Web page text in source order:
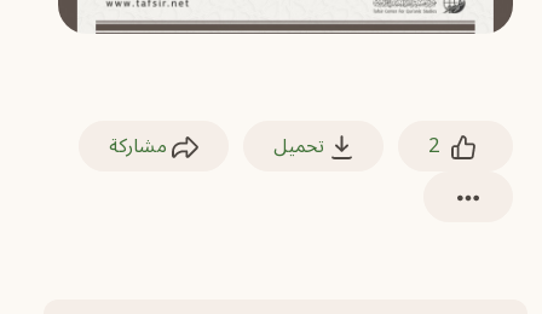
2 تحميل مشاركة